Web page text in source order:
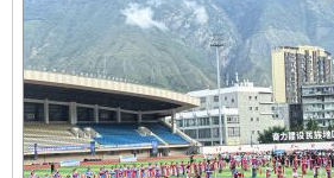
阿坝州三大球赛在茂县开幕